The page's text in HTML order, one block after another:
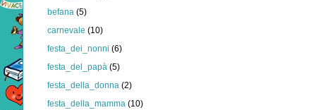
befana (5)
carnevale (10)
festa_dei_nonni (6)
festa_del_papà (5)
festa_della_donna (2)
festa_della_mamma (10)